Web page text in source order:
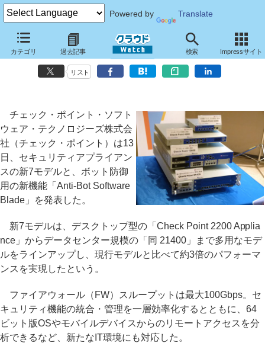
Powered by Translate
カテゴリ 過去記事 検索 Impressサイト
チェック・ポイント、性能3倍の新セキュリティゲートウェイ7種
ボット対策用の新Software Bladeも提供へ
リスト
チェック・ポイント・ソフト
ウェア・テクノロジーズ株式会
社（チェック・ポイント）は13
日、セキュリティアプライアン
スの新7モデルと、ボット防御
用の新機能「Anti-Bot Software
Blade」を発表した。
新7モデルは、デスクトップ型の「Check Point 2200 Applia
nce」からデータセンター規模の「同 21400」まで多用なモデ
ルをラインアップし、現行モデルと比べて約3倍のパフォーマ
ンスを実現したという。
ファイアウォール（FW）スループットは最大100Gbps。セ
キュリティ機能の統合・管理を一層効率化するとともに、64
ビット版OSやモバイルデバイスからのリモートアクセスを分
析できるなど、新たなIT環境にも対応した。